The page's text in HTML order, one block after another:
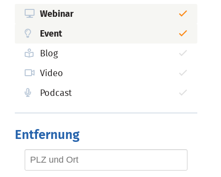
Webinar
Event
Blog
Video
Podcast
Entfernung